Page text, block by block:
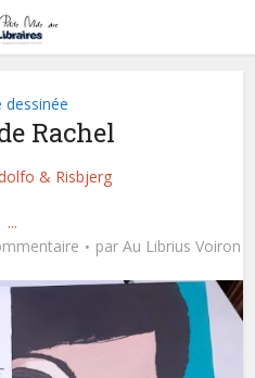
dessinée
Rachel
& Risbjerg
...
par Au Librius Voiron